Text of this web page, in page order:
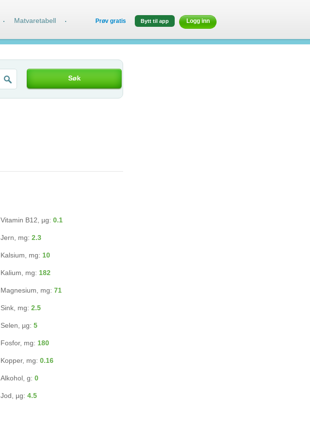
Søk
Vitamin B12, µg: 0.1
Jern, mg: 2.3
Kalsium, mg: 10
Kalium, mg: 182
Magnesium, mg: 71
Sink, mg: 2.5
Selen, µg: 5
Fosfor, mg: 180
Kopper, mg: 0.16
Alkohol, g: 0
Jod, µg: 4.5
· Matvaretabell · Prøv gratis Bytt til app Logg inn